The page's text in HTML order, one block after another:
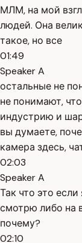
МЛМ, на мой
людей. Она
такое, но все
01:49
Speaker A
остальные не
не понимают,
индустрию и
вы думаете,
камера здесь,
02:03
Speaker A
Так что это
смотрю либо на
почему?
02:10